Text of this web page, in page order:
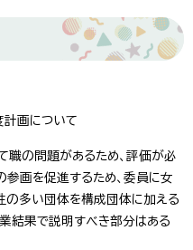
計画について
職の問題があるため、評価が必
画を促進するため、委員に女
の多い団体を構成団体に加える
結果で説明すべき部分はある